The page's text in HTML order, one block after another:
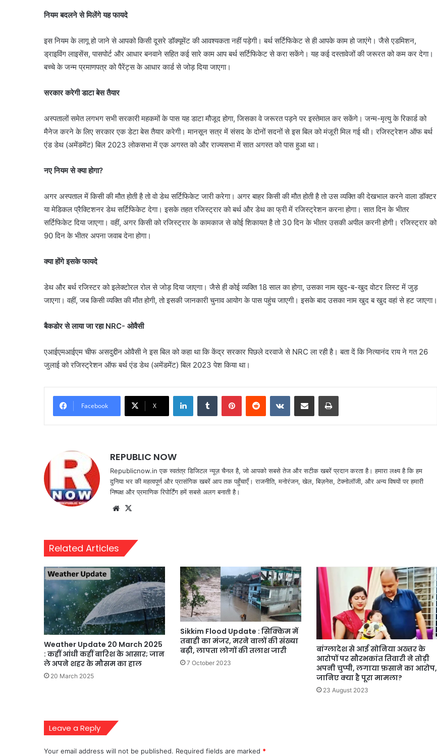
नियम बदलने से मिलेंगे यह फायदे
इस नियम के लागू हो जाने से आपको किसी दूसरे डॉक्यूमेंट की आवश्यकता नहीं पड़ेगी। बर्थ सर्टिफिकेट से ही आपके काम हो जाएंगे। जैसे एडमिशन,
ड्राइविंग लाइसेंस, पासपोर्ट और आधार बनवाने सहित कई सारे काम आप बर्थ सर्टिफिकेट से करा सकेंगे। यह कई दस्तावेजों की जरूरत को कम कर देगा।
बच्चे के जन्म प्रमाणपत्र को पैरेंट्स के आधार कार्ड से जोड़ दिया जाएगा।
सरकार करेगी डाटा बेस तैयार
अस्पतालों समेत लगभग सभी सरकारी महकमों के पास यह डाटा मौजूद होगा, जिसका वे जरूरत पड़ने पर इस्तेमाल कर सकेंगे। जन्म-मृत्यु के रिकार्ड को
मैनेज करने के लिए सरकार एक डेटा बेस तैयार करेगी। मानसून सत्र में संसद के दोनों सदनों से इस बिल को मंजूरी मिल गई थी। रजिस्ट्रेशन ऑफ बर्थ
एंड डेथ (अमेंडमेंट) बिल 2023 लोकसभा में एक अगस्त को और राज्यसभा में सात अगस्त को पास हुआ था।
नए नियम से क्या होगा?
अगर अस्पताल में किसी की मौत होती है तो वो डेथ सर्टिफिकेट जारी करेगा। अगर बाहर किसी की मौत होती है तो उस व्यक्ति की देखभाल करने वाला डॉक्टर
या मेडिकल प्रैक्टिशनर डेथ सर्टिफिकेट देगा। इसके तहत रजिस्ट्रार को बर्थ और डेथ का फ्री में रजिस्ट्रेशन करना होगा। सात दिन के भीतर
सर्टिफिकेट दिया जाएगा। वहीं, अगर किसी को रजिस्ट्रार के कामकाज से कोई शिकायत है तो 30 दिन के भीतर उसकी अपील करनी होगी। रजिस्ट्रार को
90 दिन के भीतर अपना जवाब देना होगा।
क्या होंगे इसके फायदे
डेथ और बर्थ रजिस्टर को इलेक्टोरल रोल से जोड़ दिया जाएगा। जैसे ही कोई व्यक्ति 18 साल का होगा, उसका नाम खुद-ब-खुद वोटर लिस्ट में जुड़
जाएगा। वहीं, जब किसी व्यक्ति की मौत होगी, तो इसकी जानकारी चुनाव आयोग के पास पहुंच जाएगी। इसके बाद उसका नाम खुद ब खुद वहां से हट जाएगा।
बैकडोर से लाया जा रहा NRC- ओवैसी
एआईएमआईएम चीफ असदुद्दीन ओवैसी ने इस बिल को कहा था कि केंद्र सरकार पिछले दरवाजे से NRC ला रही है। बता दें कि नित्यानंद राय ने गत 26
जुलाई को रजिस्ट्रेशन ऑफ बर्थ एंड डेथ (अमेंडमेंट) बिल 2023 पेश किया था।
Facebook X
LinkedInTumblr PinterestReddit VKontakteShare via Email Print
REPUBLIC NOW
Republicnow.in एक स्वतंत्र डिजिटल न्यूज़ चैनल है, जो आपको सबसे तेज और सटीक खबरें प्रदान करता है। हमारा लक्ष्य है कि हम
दुनिया भर की महत्वपूर्ण और प्रासंगिक खबरें आप तक पहुँचाएँ। राजनीति, मनोरंजन, खेल, बिज़नेस, टेक्नोलॉजी, और अन्य विषयों पर हमारी
निष्पक्ष और प्रमाणिक रिपोर्टिंग हमें सबसे अलग बनाती है।
Website
Related Articles
Weather Update 20 March 2025
: कहीं आंधी कहीं बारिश के आसार; जान
ले अपने शहर के मौसम का हाल
20 March 2025
Sikkim Flood Update : सिक्किम में
तबाही का मंजर, मरने वालों की संख्या
बढ़ी, लापता लोगों की तलाश जारी
7 October 2023
बांग्लादेश से आई सोनिया अख्तर के
आरोपों पर सौरभकांत तिवारी ने तोड़ी
अपनी चुप्पी, लगाया फ़साने का आरोप,
जानिए क्या है पूरा मामला?
23 August 2023
Leave a Reply
Your email address will not be published. Required fields are marked *